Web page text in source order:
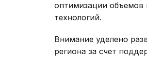
оптимизации
технологий.
Внимание уделено
региона за счет